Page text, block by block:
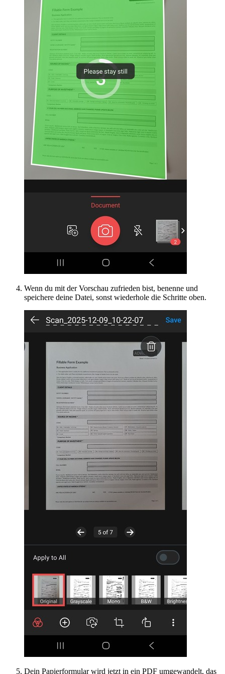
Wenn du mit der Vorschau zufrieden bist, benenne und
speichere deine Datei, sonst wiederhole die Schritte oben.
Dein Papierformular wird jetzt in ein PDF umgewandelt, das